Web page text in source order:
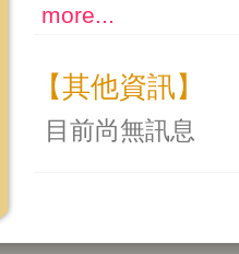
more...
【其他資訊】
目前尚無訊息